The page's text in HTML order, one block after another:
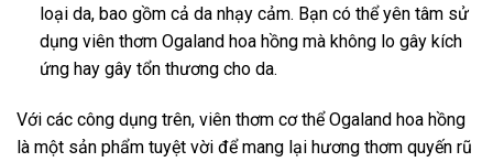
loại da, bao gồm cả da nhạy cảm. Bạn có thể yên tâm sử
dụng viên thơm Ogaland hoa hồng mà không lo gây kích
ứng hay gây tổn thương cho da.
Với các công dụng trên, viên thơm cơ thể Ogaland hoa hồng
là một sản phẩm tuyệt vời để mang lại hương thơm quyến rũ